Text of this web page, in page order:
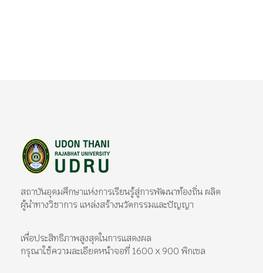
สถาบันอุดมศึกษาแห่งการเรียนรู้สู่การพัฒนาท้องถิ่น ผลิต
ผู้นำทางวิชาการ แหล่งสร้างนวัตกรรมและปัญญา
เพื่อประสิทธิภาพสูงสุดในการแสดงผล
กรุณาใช้ความละเอียดหน้าจอที่ 1600 x 900 พิกเซล